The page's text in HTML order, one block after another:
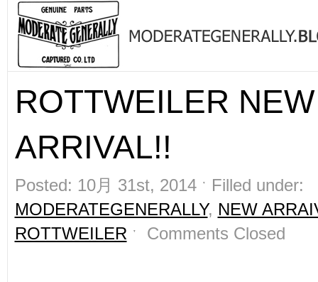
ROTTWEILER NEW
ARRIVAL!!
Posted: 10月 31st, 2014 ˑ Filled under:
MODERATEGENERALLY, NEW
ROTTWEILER ˑ Comments Closed